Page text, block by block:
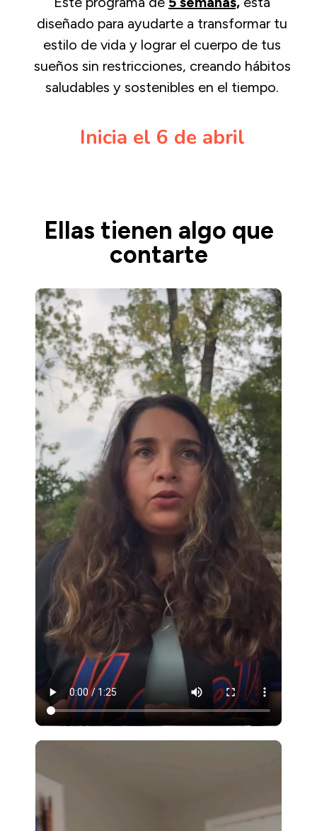
diseñado para ayudarte a transformar tu
estilo de vida y lograr el cuerpo de tus
sueños sin restricciones, creando hábitos
saludables y sostenibles en el tiempo.
Inicia el 6 de abril
Ellas tienen algo que
contarte